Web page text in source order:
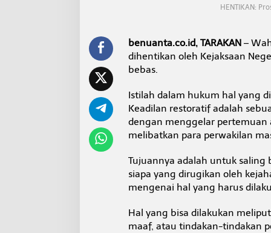
A
l
a
R
e
s
a
t
v
HENTIKAN:
benuanta.co.id, TARAKAN–
dihentikan oleh Kejaksaan
bebas.
Istilah dalam hukum hal yang
Keadilan restoratif adalah
dengan menggelar pertemuan
melibatkan para perwakilan
Tujuannya adalah untuk
siapa yang dirugikan oleh
mengenai hal yang harus
Hal yang bisa dilakukan
maaf, atau tindakan-tindakan